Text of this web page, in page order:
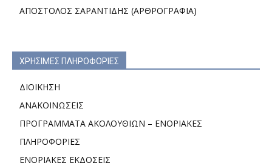
ΑΠΟΣΤΟΛΟΣ ΣΑΡΑΝΤΙΔΗΣ (ΑΡΘΡΟΓΡΑΦΙΑ)
ΧΡΗΣΙΜΕΣ ΠΛΗΡΟΦΟΡΙΕΣ
ΔΙΟΙΚΗΣΗ
ΑΝΑΚΟΙΝΩΣΕΙΣ
ΠΡΟΓΡΑΜΜΑΤΑ ΑΚΟΛΟΥΘΙΩΝ – ΕΝΟΡΙΑΚΕΣ
ΠΛΗΡΟΦΟΡΙΕΣ
ΕΝΟΡΙΑΚΕΣ ΕΚΔΟΣΕΙΣ